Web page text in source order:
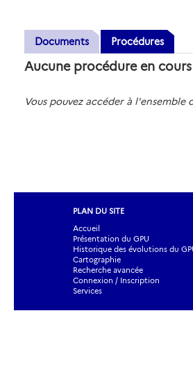
Documents
Procédures
Aucune procédure en
Vous pouvez accéder à l'ensemble
PLAN DU SITE
Accueil
Présentation du GPU
Historique des évolutions du
Cartographie
Recherche avancée
Connexion / Inscription
Services